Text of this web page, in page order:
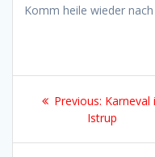
Komm heile wieder nach
Previous: Previous
post:
Karneval
Istrup